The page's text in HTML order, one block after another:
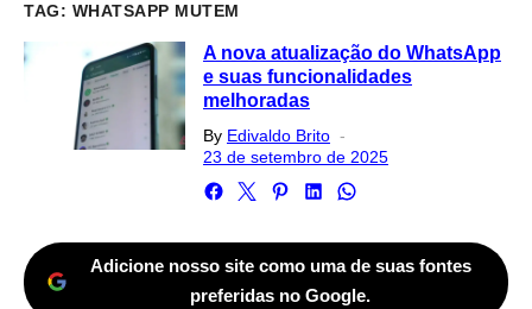
TAG: WHATSAPP MUTEM
A nova atualização do WhatsApp
e suas funcionalidades
melhoradas
By Edivaldo Brito
on
23 de setembro de 2025
Adicione nosso site como uma de suas fontes
preferidas no Google.